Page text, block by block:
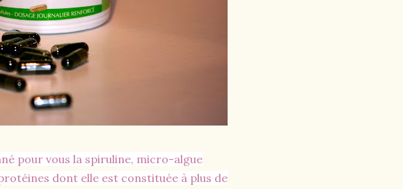
pour vous la spiruline, micro-algue
dont elle est constituée à plus de